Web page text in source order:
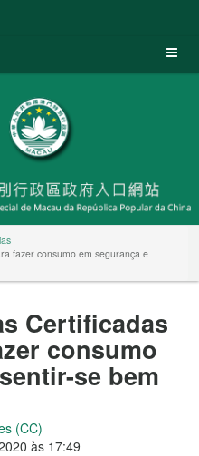
fazer consumo em segurança e
Certificadas
consumo
se bem
(CC)
às 17:49